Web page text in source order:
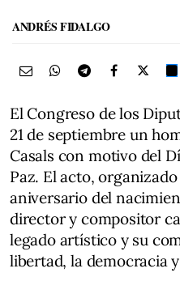
ANDRÉS FIDALGO
El Congreso de los
21 de septiembre un
Casals con motivo del
Paz. El acto,
aniversario del
director y compositor
legado artístico y su
libertad, la democracia